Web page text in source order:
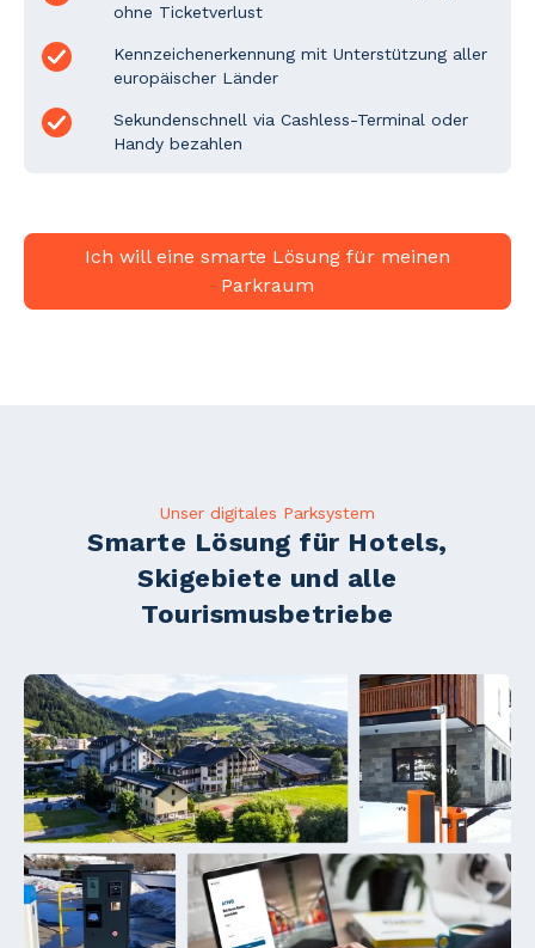
ohne Ticketverlust
Kennzeichenerkennung mit Unterstützung aller
europäischer Länder
Sekundenschnell via Cashless-Terminal oder
Handy bezahlen
Ich will eine smarte Lösung für meinen
Parkraum
Unser digitales Parksystem
Smarte Lösung für Hotels,
Skigebiete und alle
Tourismusbetriebe